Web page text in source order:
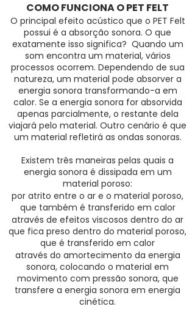
COMO FUNCIONA O PET FELT
O principal efeito acústico que o PET Felt
possui é a absorção sonora. O que
exatamente isso significa? Quando um
som encontra um material, vários
processos ocorrem. Dependendo de sua
natureza, um material pode absorver a
energia sonora transformando-a em
calor. Se a energia sonora for absorvida
apenas parcialmente, o restante dela
viajará pelo material. Outro cenário é que
um material refletirá as ondas sonoras.
Existem três maneiras pelas quais a
energia sonora é dissipada em um
material poroso:
por atrito entre o ar e o material poroso,
que também é transferido em calor
através de efeitos viscosos dentro do ar
que fica preso dentro do material poroso,
que é transferido em calor
através do amortecimento da energia
sonora, colocando o material em
movimento com pressão sonora, que
transfere a energia sonora em energia
cinética.